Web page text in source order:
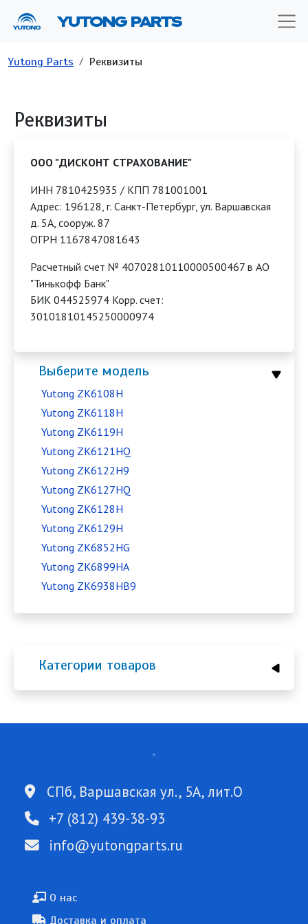
YUTONG PARTS
Строка навигации
Yutong Parts Реквизиты
Выберите модель
Yutong ZK6108H
Yutong ZK6118H
Yutong ZK6119H
Yutong ZK6121HQ
Yutong ZK6122H9
Yutong ZK6127HQ
Yutong ZK6128H
Yutong ZK6129H
Yutong ZK6852HG
Yutong ZK6899HA
Yutong ZK6938HB9
Категории товаров
Реквизиты
ООО "ДИСКОНТ СТРАХОВАНИЕ"
ИНН 7810425935 / КПП 781001001
Адрес: 196128, г. Санкт-Петербург, ул. Варшавская
д. 5А, сооруж. 87
ОГРН 1167847081643
Расчетный счет № 40702810110000500467 в АО
"Тинькофф Банк"
БИК 044525974 Корр. счет:
30101810145250000974
СПб, Варшавская ул., 5А, лит.О
+7 (812) 439-38-93
info@yutongparts.ru
Подвал
О нас
Доставка и оплата